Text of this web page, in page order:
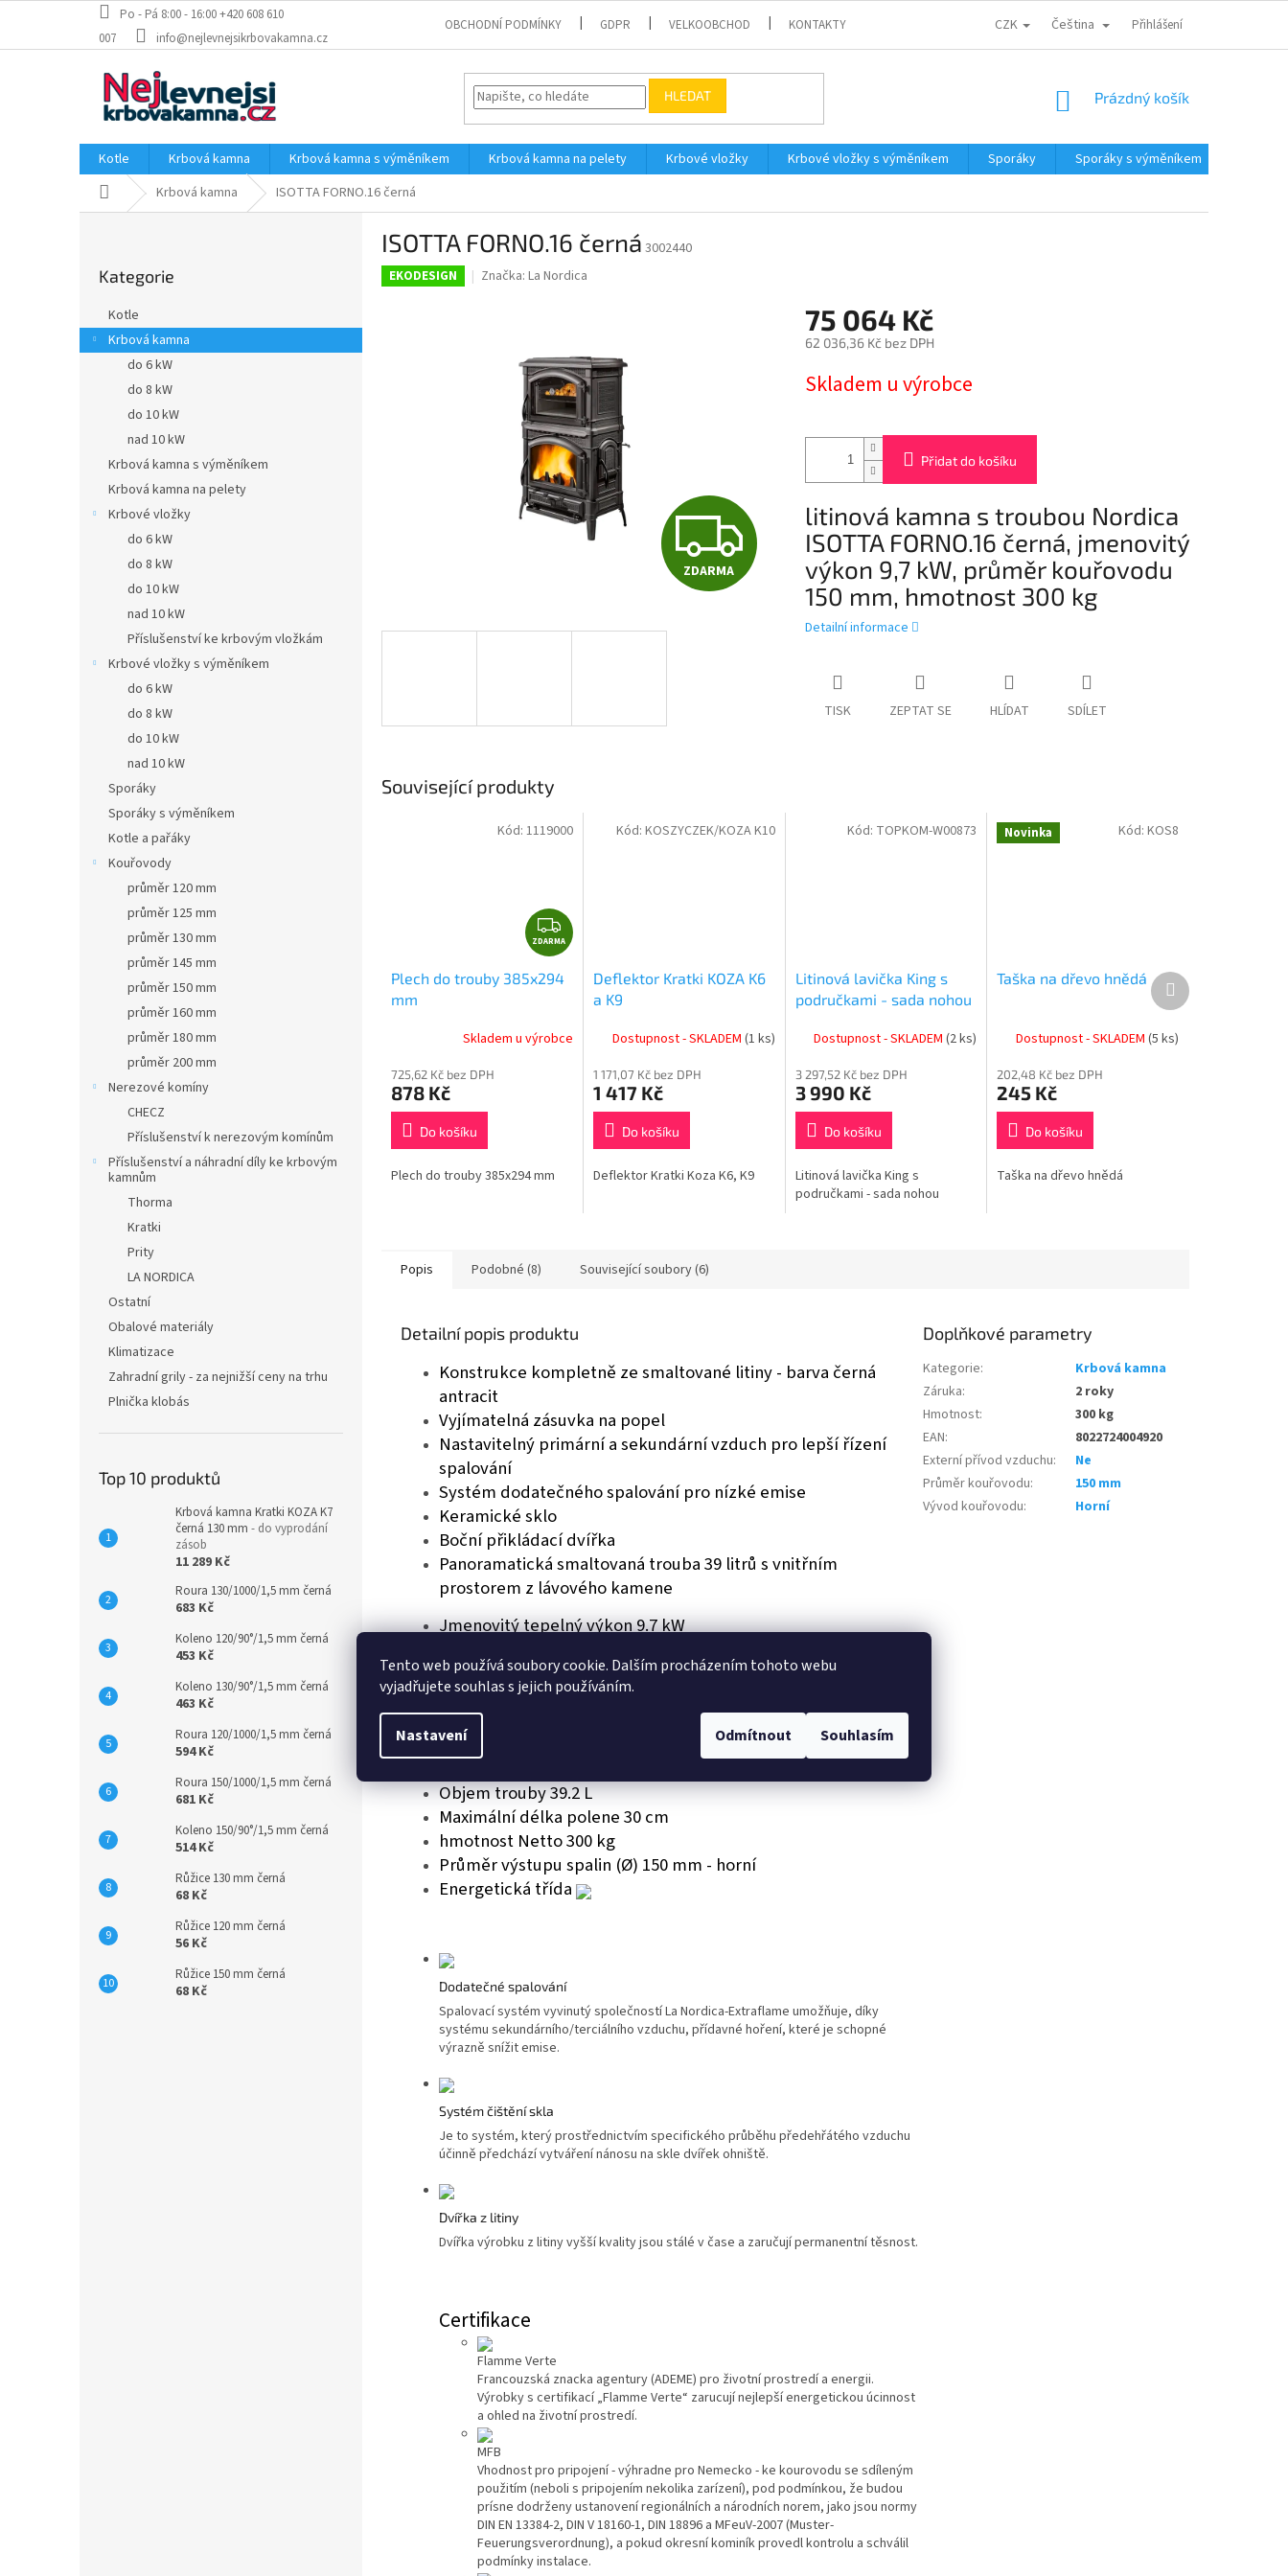
Tento web používá soubory cookie. Dalším procházením tohoto webu
vyjadřujete souhlas s jejich používáním.
Nastavení Odmítnout Souhlasím
obsah
Po - Pá 8:00 - 16:00 +420 608 610
007
info@nejlevnejsikrbovakamna.cz
OBCHODNÍ PODMÍNKY GDPR VELKOOBCHOD KONTAKTY PARTNEŘI ODSTOUPENÍ OD KUPNÍ SMLOUVY
CZK Čeština Přihlášení
HLEDAT
NÁKUPNÍ
Prázdný košík
Kotle Krbová kamna Krbová kamna s výměníkem Krbová kamna na pelety Krbové vložky Krbové vložky s výměníkem Sporáky Sporáky s výměníkem
Domů Krbová kamna ISOTTA FORNO.16 černá
a
n
kategorie
Kategorie
Kotle
Krbová kamna
do 6 kW
do 8 kW
do 10 kW
nad 10 kW
Krbová kamna s výměníkem
Krbová kamna na pelety
Krbové vložky
do 6 kW
do 8 kW
do 10 kW
nad 10 kW
Příslušenství ke krbovým vložkám
Krbové vložky s výměníkem
do 6 kW
do 8 kW
do 10 kW
nad 10 kW
Sporáky
Sporáky s výměníkem
Kotle a pařáky
Kouřovody
průměr 120 mm
průměr 125 mm
průměr 130 mm
průměr 145 mm
průměr 150 mm
průměr 160 mm
průměr 180 mm
průměr 200 mm
Nerezové komíny
CHECZ
Příslušenství k nerezovým komínům
Příslušenství a náhradní díly ke krbovým
kamnům
Thorma
Kratki
Prity
LA NORDICA
Ostatní
Obalové materiály
Klimatizace
Zahradní grily - za nejnižší ceny na trhu
Plnička klobás
Top 10 produktů
Krbová kamna Kratki KOZA K7
černá 130 mm - do vyprodání
zásob
11 289 Kč
Roura 130/1000/1,5 mm černá
683 Kč
Koleno 120/90°/1,5 mm černá
453 Kč
Koleno 130/90°/1,5 mm černá
463 Kč
Roura 120/1000/1,5 mm černá
594 Kč
Roura 150/1000/1,5 mm černá
681 Kč
Koleno 150/90°/1,5 mm černá
514 Kč
Růžice 130 mm černá
68 Kč
Růžice 120 mm černá
56 Kč
Růžice 150 mm černá
68 Kč
ISOTTA FORNO.16 černá 3002440
EKODESIGN Značka: La Nordica
Z
D
M
ZDARMA
75 064 Kč
62 036,36 Kč bez DPH
cena:
Skladem u výrobce
Přidat do košíku
litinová kamna s troubou Nordica
ISOTTA FORNO.16 černá, jmenovitý
výkon 9,7 kW, průměr kouřovodu
150 mm, hmotnost 300 kg
Detailní informace
TISK ZEPTAT SE HLÍDAT SDÍLET
Související produkty
Z
D
A
A
ZDARMA
Plech do trouby 385x294
mm
Skladem u výrobce
725,62 Kč bez DPH
878 Kč
Do košíku
Plech do trouby 385x294 mm
Kód: 1119000
Deflektor Kratki KOZA K6
a K9
Dostupnost - SKLADEM (1 ks)
1 171,07 Kč bez DPH
1 417 Kč
Do košíku
Deflektor Kratki Koza K6, K9
Kód: KOSZYCZEK/KOZA K10
Litinová lavička King s
područkami - sada nohou
Dostupnost - SKLADEM(2 ks)
3 297,52 Kč bez DPH
3 990 Kč
Do košíku
Litinová lavička King s
područkami - sada nohou
Kód: TOPKOM-W00873 Novinka
Taška na dřevo hnědá
Dostupnost - SKLADEM (5 ks)
202,48 Kč bez DPH
245 Kč
Do košíku
Taška na dřevo hnědá
Kód: KOS8
Další
produkt
Popis Podobné (8) Související soubory (6)
Detailní popis produktu
Konstrukce kompletně ze smaltované litiny - barva černá
antracit
Vyjímatelná zásuvka na popel
Nastavitelný primární a sekundární vzduch pro lepší řízení
spalování
Systém dodatečného spalování pro nízké emise
Keramické sklo
Boční přikládací dvířka
Panoramatická smaltovaná trouba 39 litrů s vnitřním
prostorem z lávového kamene
Jmenovitý tepelný výkon 9.7 kW
Sezónní účinnost 76 %
hodinová spotřebapaliva 2.7 kg/hod.
Rozměry (ŠxVxH) 790x1244x530 mm
Rozměry ohniště 546x360x290 mm
Objem trouby 39.2 L
Maximální délka polene 30 cm
hmotnost Netto 300 kg
Průměr výstupu spalin (Ø) 150 mm - horní
Energetická třída
Dodatečné spalování
Spalovací systém vyvinutý společností La Nordica-Extraflame umožňuje, díky
systému sekundárního/terciálního vzduchu, přídavné hoření, které je schopné
výrazně snížit emise.
Systém čištění skla
Je to systém, který prostřednictvím specifického průběhu předehřátého vzduchu
účinně předchází vytváření nánosu na skle dvířek ohniště.
Dvířka z litiny
Dvířka výrobku z litiny vyšší kvality jsou stálé v čase a zaručují permanentní těsnost.
Certifikace
Flamme Verte
Francouzská znacka agentury (ADEME) pro životní prostredí a energii.
Výrobky s certifikací „Flamme Verte“ zarucují nejlepší energetickou úcinnost
a ohled na životní prostredí.
MFB
Vhodnost pro pripojení - výhradne pro Nemecko - ke kourovodu se sdíleným
použitím (neboli s pripojením nekolika zarízení), pod podmínkou, že budou
prísne dodrženy ustanovení regionálních a národních norem, jako jsou normy
DIN EN 13384-2, DIN V 18160-1, DIN 18896 a MFeuV-2007 (Muster-
Feuerungsverordnung), a pokud okresní kominík provedl kontrolu a schválil
podmínky instalace.
Doplňkové parametry
Kategorie:
Krbová kamna
Záruka:
2 roky
Hmotnost:
300 kg
EAN:
8022724004920
Externí přívod vzduchu:
Ne
Průměr kouřovodu:
150 mm
Vývod kouřovodu: Horní